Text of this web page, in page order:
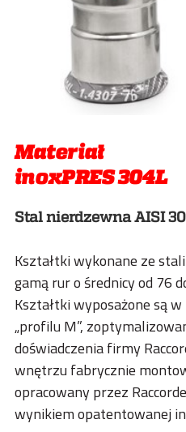
Materiał
inoxPRES 304L
Stal nierdzewna AISI
Kształtki wykonane ze
gamą rur o średnicy od 76
Kształtki wyposażone są
„profilu M”,
doświadczenia firmy
wnętrzu fabrycznie
opracowany przez
wynikiem opatentowanej